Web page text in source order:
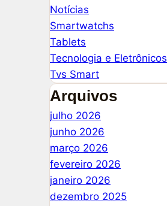
Notícias
Smartwatchs
Tablets
Tecnologia e Eletrônicos
Tvs Smart
Arquivos
julho 2026
junho 2026
março 2026
fevereiro 2026
janeiro 2026
dezembro 2025